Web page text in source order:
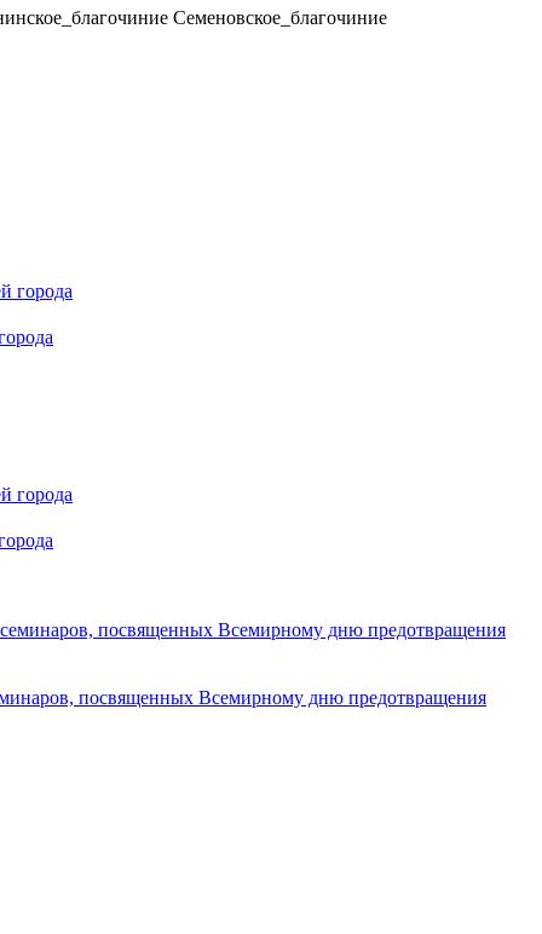
Семеновское_благочиние
посвященных Всемирному дню предотвращения